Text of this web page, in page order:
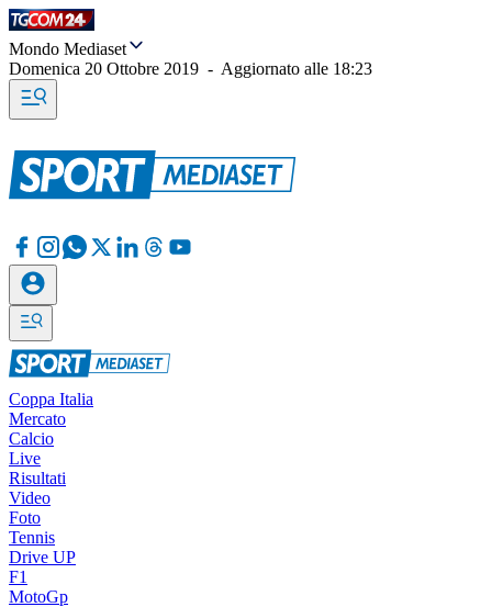
Mondo Mediaset
Domenica 20 Ottobre 2019 - Aggiornato alle 18:23
Coppa Italia
Mercato
Calcio
Live
Risultati
Video
Foto
Tennis
Drive UP
F1
MotoGp